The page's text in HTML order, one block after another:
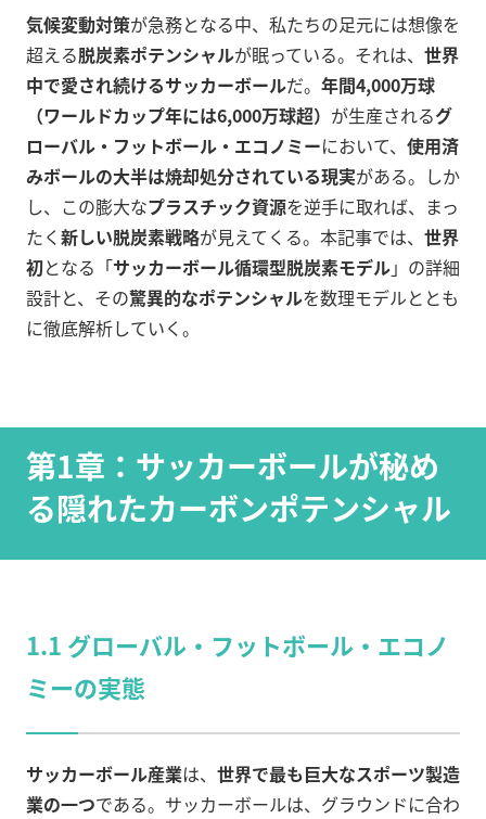
気候変動対策が急務となる中、私たちの足元には想像を
超える脱炭素ポテンシャルが眠っている。それは、 世界
中で愛され続けるサッカーボールだ。 年間4,000万球
（ワールドカップ年には6,000万球超） が生産されるグ
ローバル・フットボール・エコノミーにおいて、 使用済
みボールの大半は焼却処分されている現実がある。しか
し、この膨大なプラスチック資源を逆手に取れば、まっ
たく新しい脱炭素戦略が見えてくる。本記事では、 世界
初となる「サッカーボール循環型脱炭素モデル」の詳細
設計と、その驚異的なポテンシャルを数理モデルととも
に徹底解析していく。
第1章：サッカーボールが秘め
る隠れたカーボンポテンシャル
1.1 グローバル・フットボール・エコノ
ミーの実態
サッカーボール産業は、 世界で最も巨大なスポーツ製造
業の一つである。サッカーボールは、グラウンドに合わ